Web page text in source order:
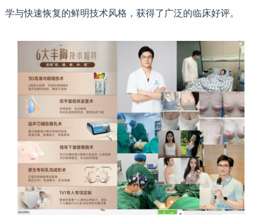
学与快速恢复的鲜明技术风格，获得了广泛的临床好评。